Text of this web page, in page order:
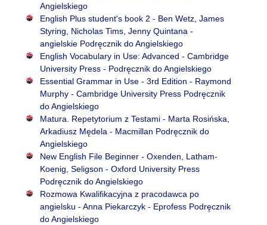
Angielskiego
English Plus student's book 2 - Ben Wetz, James
Styring, Nicholas Tims, Jenny Quintana -
angielskie Podręcznik do Angielskiego
English Vocabulary in Use: Advanced - Cambridge
University Press - Podręcznik do Angielskiego
Essential Grammar in Use - 3rd Edition - Raymond
Murphy - Cambridge University Press Podręcznik
do Angielskiego
Matura. Repetytorium z Testami - Marta Rosińska,
Arkadiusz Mędela - Macmillan Podręcznik do
Angielskiego
New English File Beginner - Oxenden, Latham-
Koenig, Seligson - Oxford University Press
Podręcznik do Angielskiego
Rozmowa Kwalifikacyjna z pracodawca po
angielsku - Anna Piekarczyk - Eprofess Podręcznik
do Angielskiego